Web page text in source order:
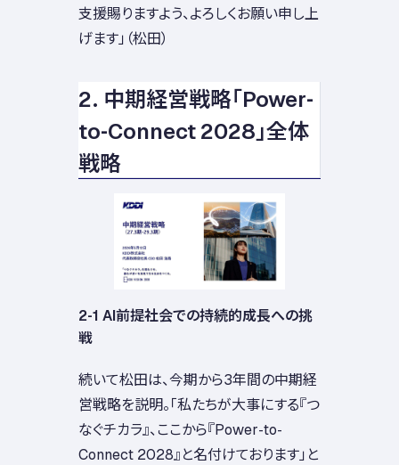
支援賜りますよう、よろしくお願い申し上
げます」（松田）
2. 中期経営戦略「Power-
to-Connect 2028」全体
戦略
2-1 AI前提社会での持続的成長への挑
戦
続いて松田は、今期から3年間の中期経
営戦略を説明。「私たちが大事にする『つ
なぐチカラ』、ここから『Power-to-
Connect 2028』と名付けております」と